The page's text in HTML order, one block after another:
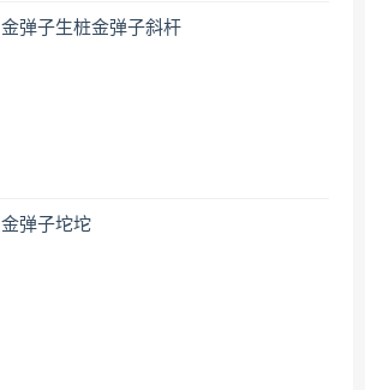
金弹子生桩金弹子斜杆
金弹子坨坨